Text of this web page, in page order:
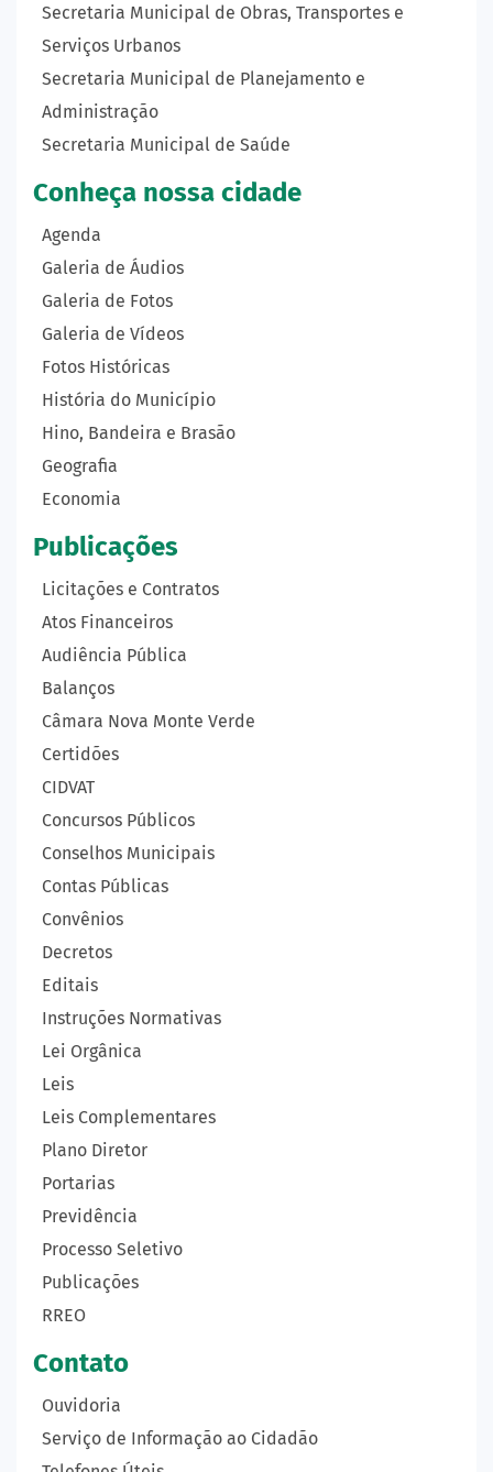
Secretaria Municipal de Obras, Transportes e
Serviços Urbanos
Secretaria Municipal de Planejamento e
Administração
Secretaria Municipal de Saúde
Conheça nossa cidade
Agenda
Galeria de Áudios
Galeria de Fotos
Galeria de Vídeos
Fotos Históricas
História do Município
Hino, Bandeira e Brasão
Geografia
Economia
Publicações
Licitações e Contratos
Atos Financeiros
Audiência Pública
Balanços
Câmara Nova Monte Verde
Certidões
CIDVAT
Concursos Públicos
Conselhos Municipais
Contas Públicas
Convênios
Decretos
Editais
Instruções Normativas
Lei Orgânica
Leis
Leis Complementares
Plano Diretor
Portarias
Previdência
Processo Seletivo
Publicações
RREO
Contato
Ouvidoria
Serviço de Informação ao Cidadão